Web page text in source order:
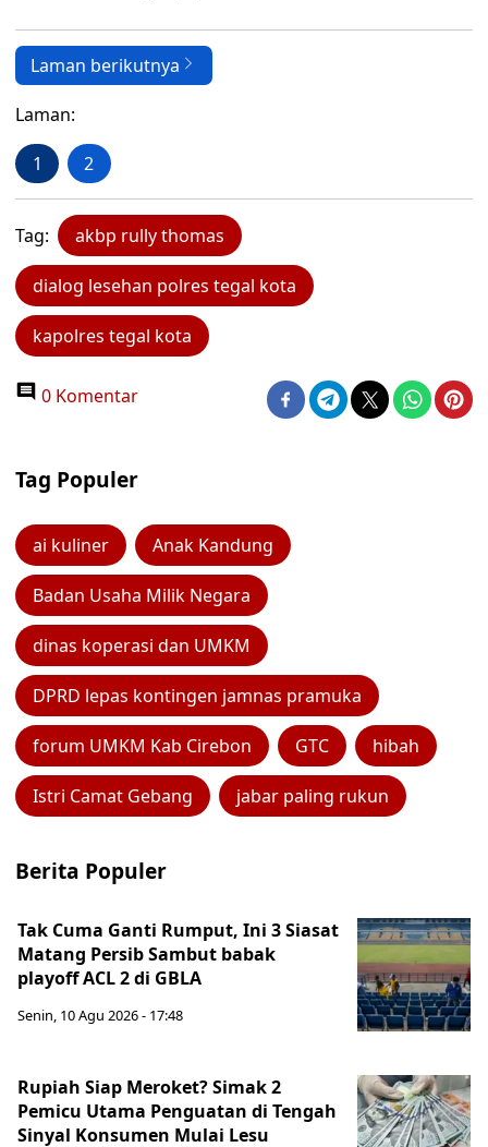
Laman berikutnya
Laman:
1 2
Tag: akbp rully thomas
dialog lesehan polres tegal kota
kapolres tegal kota
0 Komentar
Tag Populer
ai kuliner Anak Kandung
Badan Usaha Milik Negara
dinas koperasi dan UMKM
DPRD lepas kontingen jamnas pramuka
forum UMKM Kab Cirebon GTC hibah
Istri Camat Gebang jabar paling rukun
Berita Populer
Tak Cuma Ganti Rumput, Ini 3 Siasat
Matang Persib Sambut babak
playoff ACL 2 di GBLA
Senin, 10 Agu 2026 - 17:48
Rupiah Siap Meroket? Simak 2
Pemicu Utama Penguatan di Tengah
Sinyal Konsumen Mulai Lesu